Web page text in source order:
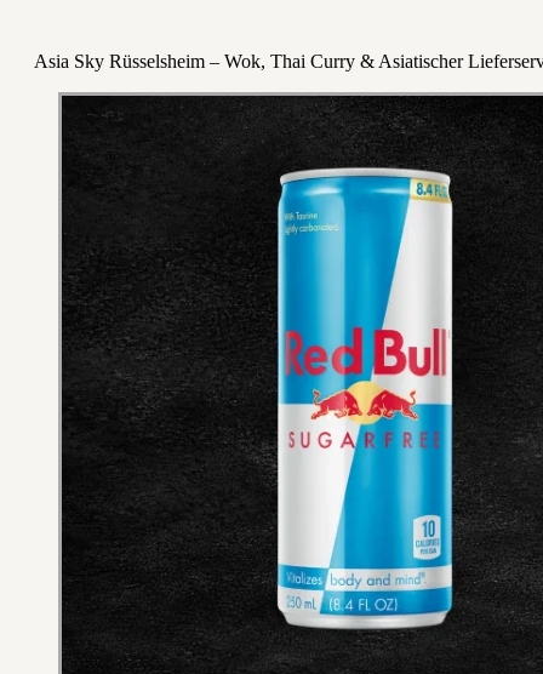
Asia Sky Rüsselsheim – Wok, Thai Curry & Asiatischer